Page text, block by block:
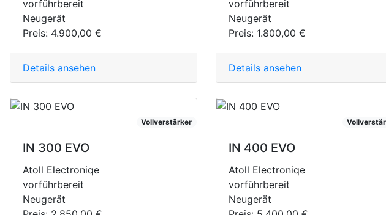
vorführbereit
Neugerät
Preis: 4.900,00 €
Details ansehen
vorführbereit
Neugerät
Preis: 1.800,00 €
Details ansehen
Vollverstärker
IN 300 EVO
Atoll Electroniqe
vorführbereit
Neugerät
IN 400 EVO
Atoll Electroniqe
vorführbereit
Neugerät